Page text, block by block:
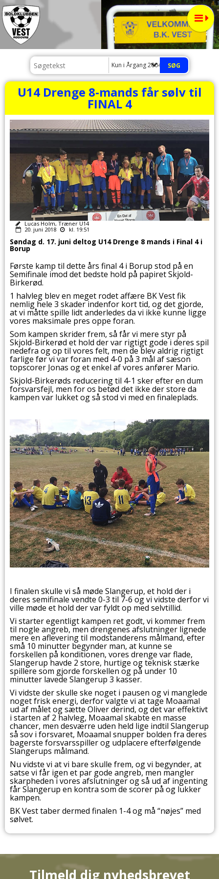
Kun i Årgang 2004
U14 Drenge 8-mands får sølv til
FINAL 4
Lucas Holm, Træner U14
20. juni 2018
kl. 19:51
Søndag d. 17. juni deltog U14 Drenge 8 mands i Final 4 i
Borup
Første kamp til dette års final 4 i Borup stod på en
Semifinale imod det bedste hold på papiret Skjold-
Birkerød.
1 halvleg blev en meget rodet affære BK Vest fik
nemlig hele 3 skader indenfor kort tid, og det gjorde,
at vi måtte spille lidt anderledes da vi ikke kunne ligge
vores maksimale pres oppe foran.
Som kampen skrider frem, så får vi mere styr på
Skjold-Birkerød et hold der var rigtigt gode i deres spil
nedefra og op til vores felt, men de blev aldrig rigtigt
farlige før vi var foran med 4-0 på 3 mål af sæson
topscorer Jonas og et enkel af vores anfører Mario.
Skjold-Birkerøds reducering til 4-1 sker efter en dum
forsvarsfejl, men for os betød det ikke der store da
kampen var lukket og så stod vi med en finaleplads.
I finalen skulle vi så møde Slangerup, et hold der i
deres semifinale vendte 0-3 til 7-6 og vi vidste derfor vi
ville møde et hold der var fyldt op med selvtillid.
Vi starter egentligt kampen ret godt, vi kommer frem
til nogle angreb, men drengenes afslutninger lignede
mere en aflevering til modstanderens målmand, efter
små 10 minutter begynder man, at kunne se
forskellen på konditionen, vores drenge var flade,
Slangerup havde 2 store, hurtige og teknisk stærke
spillere som gjorde forskellen og på under 10
minutter lavede Slangerup 3 kasser.
Vi vidste der skulle ske noget i pausen og vi manglede
noget frisk energi, derfor valgte vi at tage Moaamal
ud af målet og sætte Oliver derind, og det var effektivt
i starten af 2 halvleg, Moaamal skabte en masse
chancer, men desværre uden held lige indtil Slangerup
så sov i forsvaret, Moaamal snupper bolden fra deres
bagerste forsvarsspiller og udplacere efterfølgende
Slangerups målmand.
Nu vidste vi at vi bare skulle frem, og vi begynder, at
satse vi får igen et par gode angreb, men mangler
skarpheden i vores afslutninger og så ud af ingenting
får Slangerup en kontra som de scorer på og lukker
kampen.
BK Vest taber dermed finalen 1-4 og må “nøjes” med
sølvet.
Tilmeld dig nyhedsbrevet